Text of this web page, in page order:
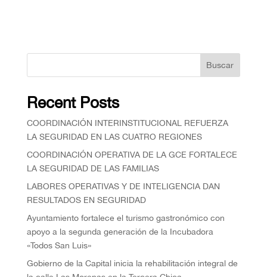
Buscar
Recent Posts
COORDINACIÓN INTERINSTITUCIONAL REFUERZA
LA SEGURIDAD EN LAS CUATRO REGIONES
COORDINACIÓN OPERATIVA DE LA GCE FORTALECE
LA SEGURIDAD DE LAS FAMILIAS
⁠LABORES OPERATIVAS Y DE INTELIGENCIA DAN
RESULTADOS EN SEGURIDAD
Ayuntamiento fortalece el turismo gastronómico con
apoyo a la segunda generación de la Incubadora
«Todos San Luis»
Gobierno de la Capital inicia la rehabilitación integral de